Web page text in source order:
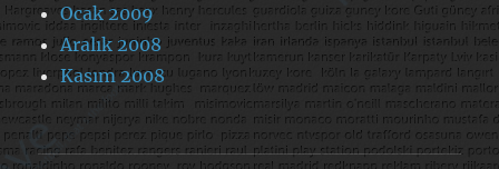
Ocak 2009
Aralık 2008
Kasım 2008